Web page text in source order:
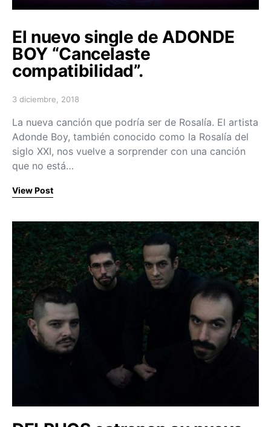
El nuevo single de ADONDE
BOY “Cancelaste
compatibilidad”.
Posted on
3 diciembre, 2018
La nueva canción que podría ser de Rosalía. El artista
Adonde Boy, también conocido como la Rosalía del
siglo XXI, nos vuelve a sorprender con una canción
que no está…
View Post